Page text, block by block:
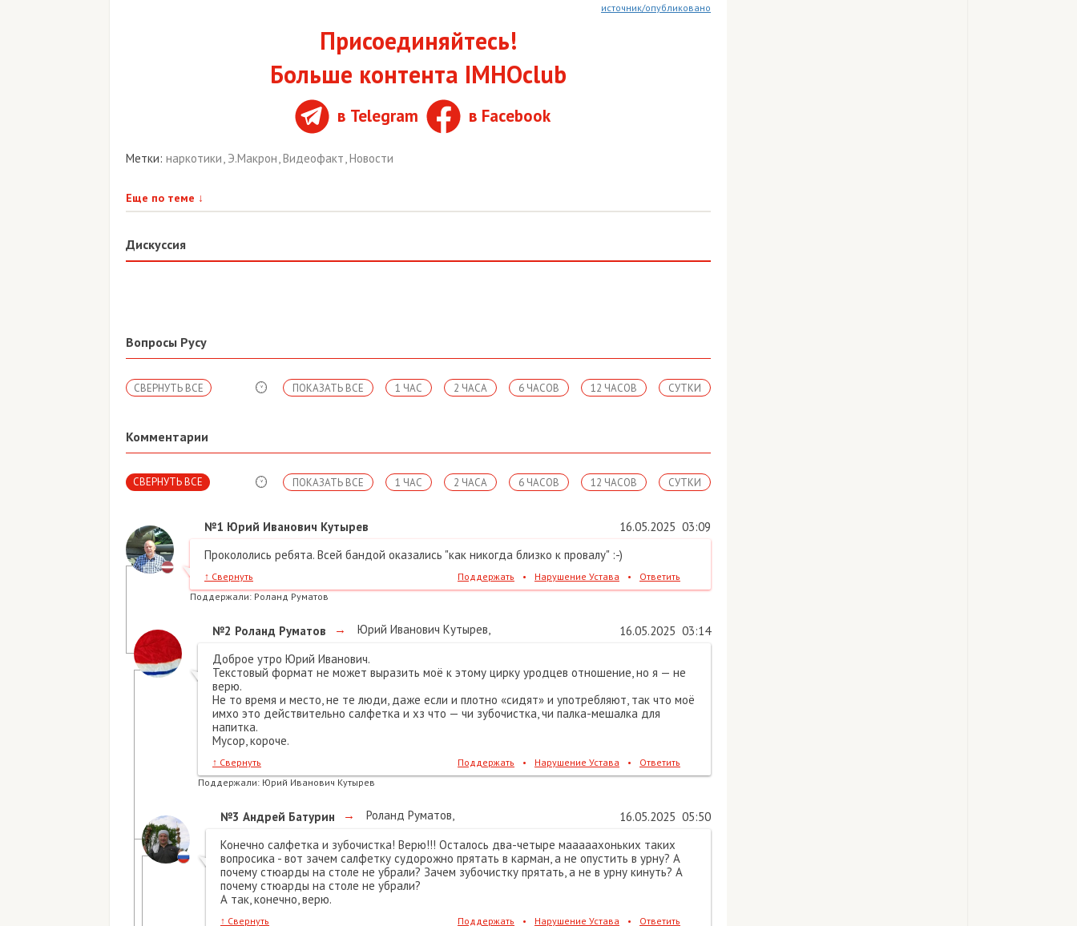
источник/опубликовано
Присоединяйтесь!
Больше контента IMHOclub
в Telegram в Facebook
Метки: наркотики Э.Макрон Видеофакт Новости
Еще по теме ↓
Дискуссия
Вопросы Русу
СВЕРНУТЬ ВСЕ СУТКИ
12 ЧАСОВ
6 ЧАСОВ
2 ЧАСА
1 ЧАС
ПОКАЗАТЬ ВСЕ
Комментарии
СВЕРНУТЬ ВСЕ СУТКИ
12 ЧАСОВ
6 ЧАСОВ
2 ЧАСА
1 ЧАС
ПОКАЗАТЬ ВСЕ
№1 Юрий Иванович Кутырев 16.05.2025 03:09
Прокололись ребята. Всей бандой оказались "как никогда близко к провалу" :-)
↑ Свернуть Поддержать • Нарушение Устава •
Ответить
Поддержали: Роланд Руматов
№2 Роланд Руматов → Юрий Иванович Кутырев 16.05.2025 03:14
Доброе утро Юрий Иванович.
Текстовый формат не может выразить моё к этому цирку уродцев отношение, но я — не
верю.
Не то время и место, не те люди, даже если и плотно «сидят» и употребляют, так что моё
имхо это действительно салфетка и хз что — чи зубочистка, чи палка-мешалка для
напитка.
Мусор, короче.
↑ Свернуть Поддержать • Нарушение Устава •
Ответить
Поддержали: Юрий Иванович Кутырев
№3 Андрей Батурин → Роланд Руматов 16.05.2025 05:50
Конечно салфетка и зубочистка! Верю!!! Осталось два-четыре мааааахоньких таких
вопросика - вот зачем салфетку судорожно прятать в карман, а не опустить в урну? А
почему стюарды на столе не убрали? Зачем зубочистку прятать, а не в урну кинуть? А
почему стюарды на столе не убрали?
А так, конечно, верю.
↑ Свернуть Поддержать • Нарушение Устава • Ответить